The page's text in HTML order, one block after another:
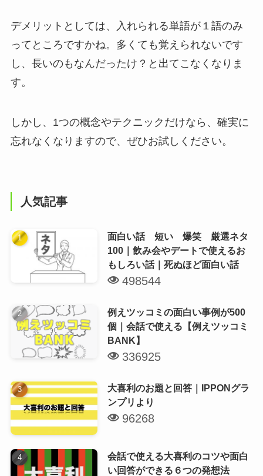
デメリットとしては、入れられる単語が１語のみ
ってところですかね。多くても覚えられないです
し、長いのもなんだったけ？と出てこなくなりま
す。
しかし、1つの概念やテクニックだけなら、確実に
忘れなくなりますので、ぜひお試しください。
人気記事
面白い話 短い 爆笑 厳選ネタ
100｜飲み会やデートで使えるお
もしろい話｜死ぬほど面白い話
498544
例えツッコミの面白い事例が500
個｜会話で使える【例えツッコミ
BANK】
336925
大喜利のお題と回答｜IPPONグラ
ンプリより
96268
会話で使える大喜利のコツや面白
い回答ができる６つの発想法